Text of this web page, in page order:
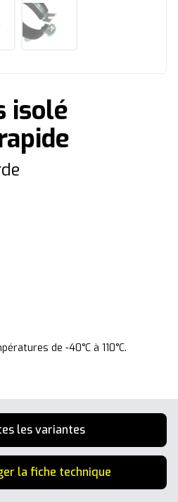
isolé
de -40°C à 110°C.
les variantes
la fiche technique